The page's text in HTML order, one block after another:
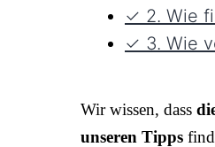
✓ 2. Wie
✓ 3. Wie
Wir wissen, dass
unseren Tipps